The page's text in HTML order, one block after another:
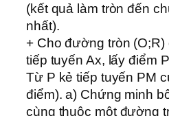
(kết quả làm tròn đến
nhất).
+ Cho đường tròn
tiếp tuyến Ax, lấy điểm
Từ P kẻ tiếp tuyến PM
điểm). a) Chứng minh
cùng thuộc một đường